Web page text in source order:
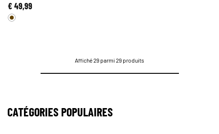
€ 49,99
Affiché 29 parmi 29 produits
CATÉGORIES POPULAIRES